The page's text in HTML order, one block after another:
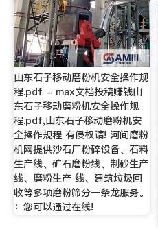
山东石子移动磨粉机安全操作规
程.pdf - max文档投稿赚钱山
东石子移动磨粉机安全操作规
程.pdf,山东石子移动磨粉机安
全操作规程 有侵权请! 河间磨粉
机网提供沙石厂粉碎设备、石料
生产线、矿石磨粉线、制砂生产
线、磨粉生产 线、建筑垃圾回
收等多项磨粉筛分一条龙服务。
：您可以通过在线!